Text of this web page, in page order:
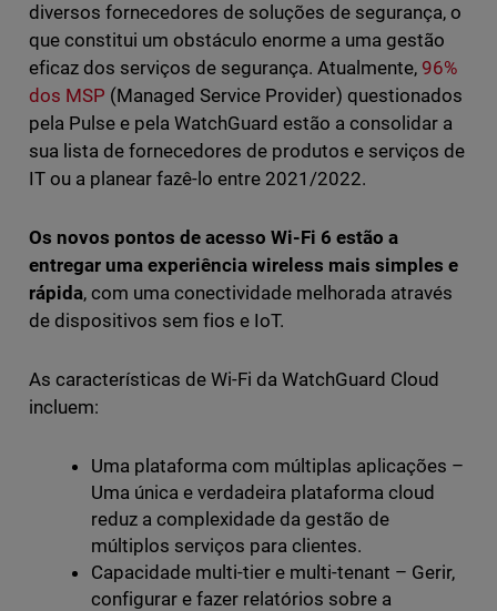
diversos fornecedores de soluções de segurança, o
que constitui um obstáculo enorme a uma gestão
eficaz dos serviços de segurança. Atualmente, 96%
dos MSP (Managed Service Provider) questionados
pela Pulse e pela WatchGuard estão a consolidar a
sua lista de fornecedores de produtos e serviços de
IT ou a planear fazê-lo entre 2021/2022.
Os novos pontos de acesso Wi-Fi 6 estão a
entregar uma experiência wireless mais simples e
rápida, com uma conectividade melhorada através
de dispositivos sem fios e IoT.
As características de Wi-Fi da WatchGuard Cloud
incluem:
Uma plataforma com múltiplas aplicações –
Uma única e verdadeira plataforma cloud
reduz a complexidade da gestão de
múltiplos serviços para clientes.
Capacidade multi-tier e multi-tenant – Gerir,
configurar e fazer relatórios sobre a